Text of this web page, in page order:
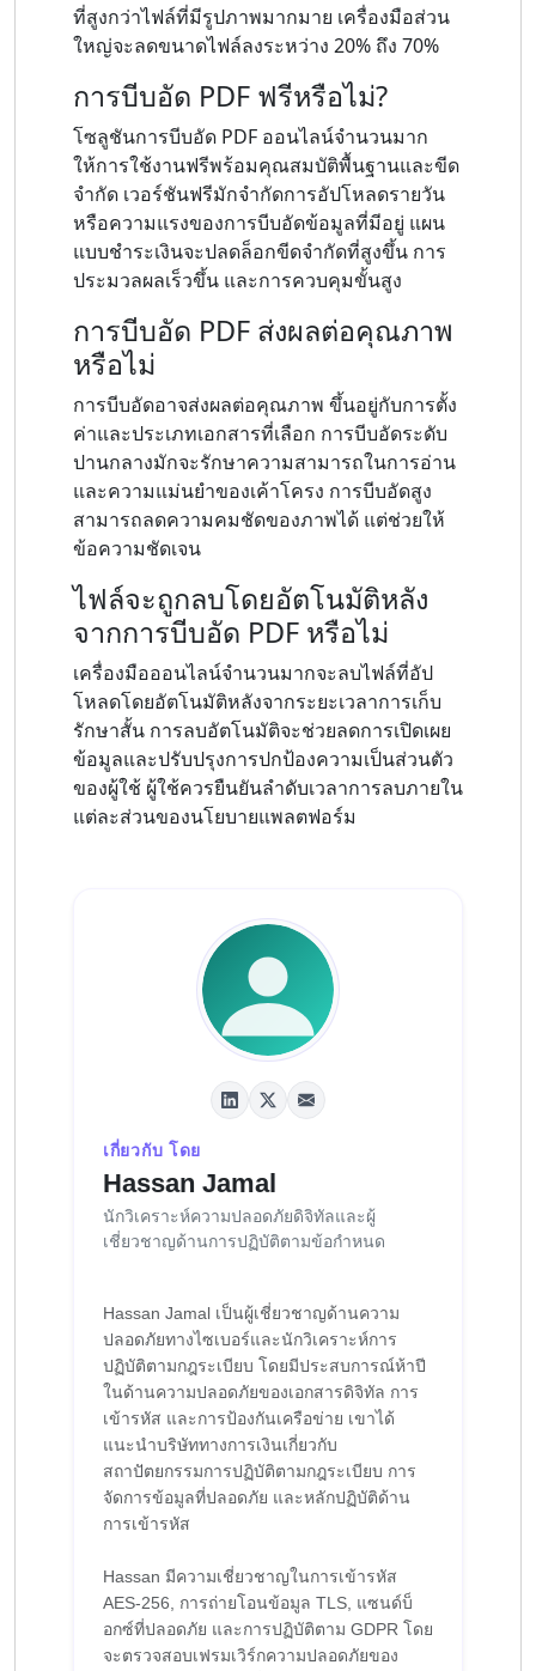
ที่สูงกว่าไฟล์ที่มีรูปภาพมากมาย เครื่องมือส่วน
ใหญ่จะลดขนาดไฟล์ลงระหว่าง 20% ถึง 70%
การบีบอัด PDF ฟรีหรือไม่?
โซลูชันการบีบอัด PDF ออนไลน์จำนวนมาก
ให้การใช้งานฟรีพร้อมคุณสมบัติพื้นฐานและขีด
จำกัด เวอร์ชันฟรีมักจำกัดการอัปโหลดรายวัน
หรือความแรงของการบีบอัดข้อมูลที่มีอยู่ แผน
แบบชำระเงินจะปลดล็อกขีดจำกัดที่สูงขึ้น การ
ประมวลผลเร็วขึ้น และการควบคุมขั้นสูง
การบีบอัด PDF ส่งผลต่อคุณภาพ
หรือไม่
การบีบอัดอาจส่งผลต่อคุณภาพ ขึ้นอยู่กับการตั้ง
ค่าและประเภทเอกสารที่เลือก การบีบอัดระดับ
ปานกลางมักจะรักษาความสามารถในการอ่าน
และความแม่นยำของเค้าโครง การบีบอัดสูง
สามารถลดความคมชัดของภาพได้ แต่ช่วยให้
ข้อความชัดเจน
ไฟล์จะถูกลบโดยอัตโนมัติหลัง
จากการบีบอัด PDF หรือไม่
เครื่องมือออนไลน์จำนวนมากจะลบไฟล์ที่อัป
โหลดโดยอัตโนมัติหลังจากระยะเวลาการเก็บ
รักษาสั้น การลบอัตโนมัติจะช่วยลดการเปิดเผย
ข้อมูลและปรับปรุงการปกป้องความเป็นส่วนตัว
ของผู้ใช้ ผู้ใช้ควรยืนยันลำดับเวลาการลบภายใน
แต่ละส่วนของนโยบายแพลตฟอร์ม
เกี่ยวกับ โดย
Hassan Jamal
นักวิเคราะห์ความปลอดภัยดิจิทัลและผู้
เชี่ยวชาญด้านการปฏิบัติตามข้อกำหนด
Hassan Jamal เป็นผู้เชี่ยวชาญด้านความ
ปลอดภัยทางไซเบอร์และนักวิเคราะห์การ
ปฏิบัติตามกฎระเบียบ โดยมีประสบการณ์ห้าปี
ในด้านความปลอดภัยของเอกสารดิจิทัล การ
เข้ารหัส และการป้องกันเครือข่าย เขาได้
แนะนำบริษัททางการเงินเกี่ยวกับ
สถาปัตยกรรมการปฏิบัติตามกฎระเบียบ การ
จัดการข้อมูลที่ปลอดภัย และหลักปฏิบัติด้าน
การเข้ารหัส
Hassan มีความเชี่ยวชาญในการเข้ารหัส
AES-256, การถ่ายโอนข้อมูล TLS, แซนด์บ็
อกซ์ที่ปลอดภัย และการปฏิบัติตาม GDPR โดย
จะตรวจสอบเฟรมเวิร์กความปลอดภัยของ